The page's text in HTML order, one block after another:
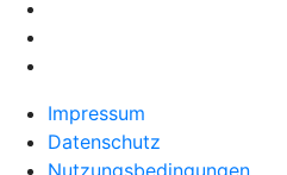
Impressum
Datenschutz
Nutzungsbedingungen